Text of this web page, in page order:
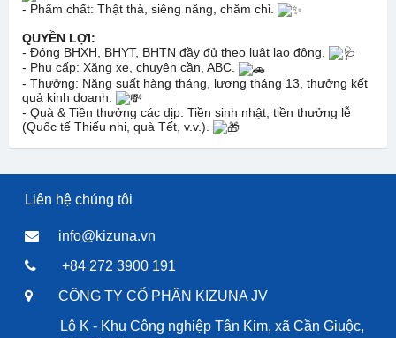
- Phẩm chất: Thật thà, siêng năng, chăm chỉ.
QUYỀN LỢI:
- Đóng BHXH, BHYT, BHTN đầy đủ theo luật lao động.
- Phụ cấp: Xăng xe, chuyên cần, ABC.
- Thưởng: Năng suất hàng tháng, lương tháng 13, thưởng kết
quả kinh doanh.
- Quà & Tiền thưởng các dịp: Tiền sinh nhật, tiền thưởng lễ
(Quốc tế Thiếu nhi, quà Tết, v.v.).
Liên hệ chúng tôi
info@kizuna.vn
+84 272 3900 191
CÔNG TY CỔ PHẦN KIZUNA JV
Lô K - Khu Công nghiệp Tân Kim, xã Cần Giuộc,